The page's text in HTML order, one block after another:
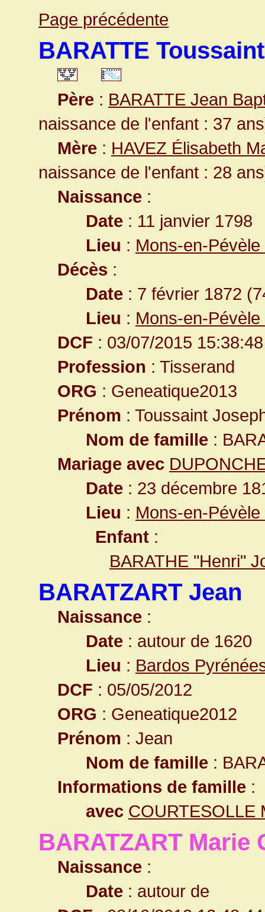
Page précédente
BARATTE
Père : BARATTE Jean
naissance de l'enfant : 37
Mère : HAVEZ Élisabeth
naissance de l'enfant : 28
Naissance :
Date : 11 janvier 1798
Lieu : Mons-en-
Décès :
Date : 7 février 1872
Lieu : Mons-en-
DCF : 03/07/2015 15:38:48
Profession : Tisserand
ORG : Geneatique2013
Prénom : Toussaint
Nom de famille :
Mariage avec
Date : 23 décembre
Lieu : Mons-en-
Enfant :
BARATHE "Henri"
BARATZART Jean
Naissance :
Date : autour de 1620
Lieu : Bardos
DCF : 05/05/2012
ORG : Geneatique2012
Prénom : Jean
Nom de famille :
Informations de famille :
avec COURTESOLLE
BARATZART Marie
Naissance :
Date : autour de